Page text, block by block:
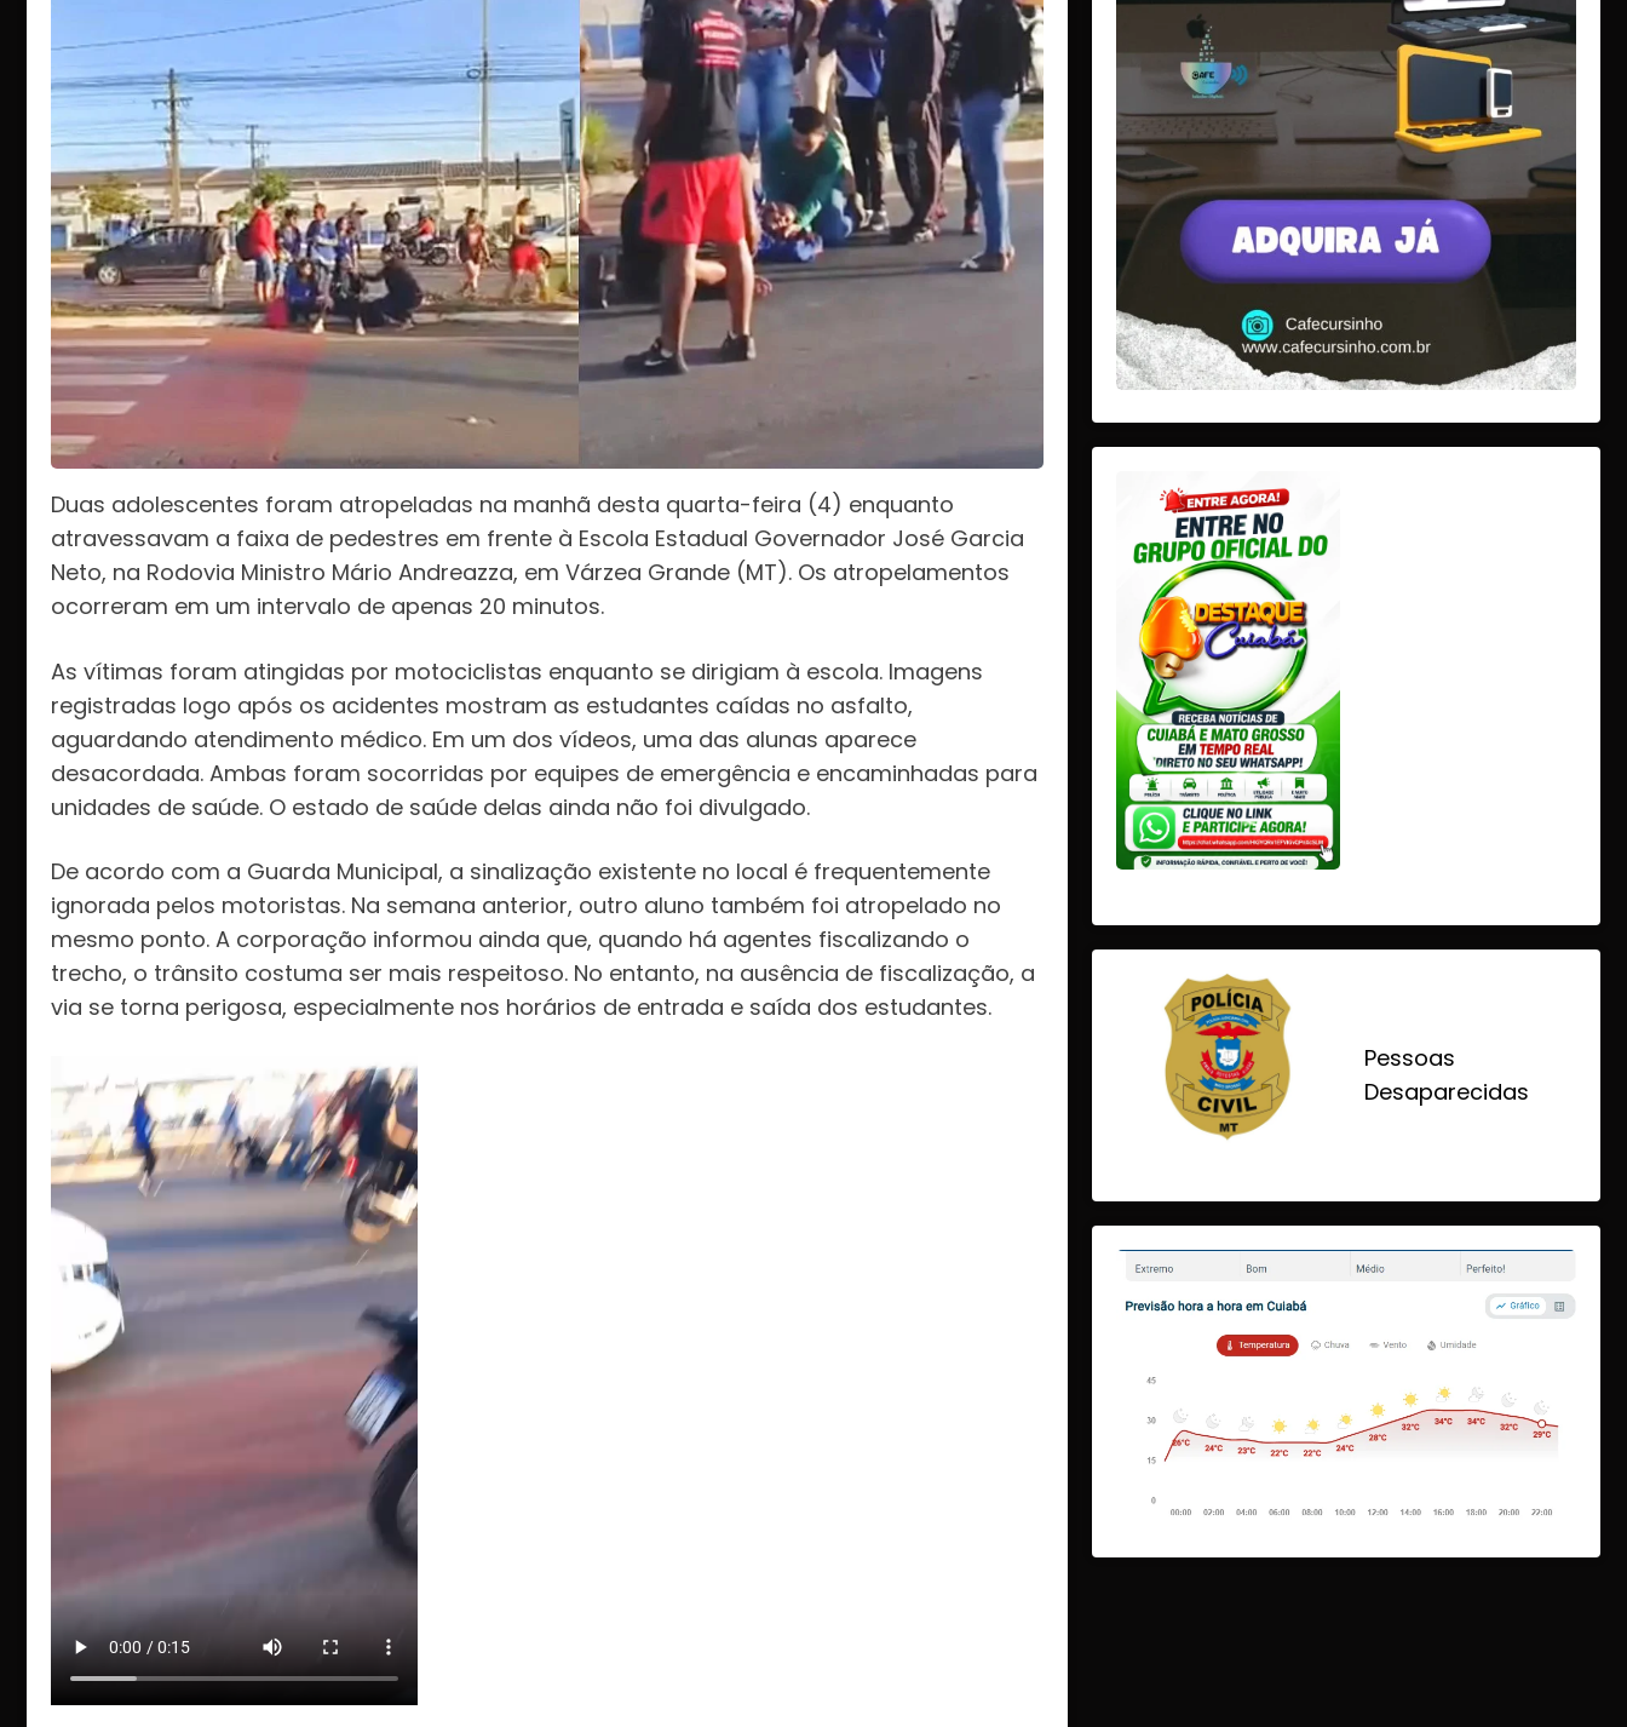
Duas adolescentes foram atropeladas na manhã desta quarta-feira (4) enquanto
atravessavam a faixa de pedestres em frente à Escola Estadual Governador José Garcia
Neto, na Rodovia Ministro Mário Andreazza, em Várzea Grande (MT). Os atropelamentos
ocorreram em um intervalo de apenas 20 minutos.
As vítimas foram atingidas por motociclistas enquanto se dirigiam à escola. Imagens
registradas logo após os acidentes mostram as estudantes caídas no asfalto,
aguardando atendimento médico. Em um dos vídeos, uma das alunas aparece
desacordada. Ambas foram socorridas por equipes de emergência e encaminhadas para
unidades de saúde. O estado de saúde delas ainda não foi divulgado.
De acordo com a Guarda Municipal, a sinalização existente no local é frequentemente
ignorada pelos motoristas. Na semana anterior, outro aluno também foi atropelado no
mesmo ponto. A corporação informou ainda que, quando há agentes fiscalizando o
trecho, o trânsito costuma ser mais respeitoso. No entanto, na ausência de fiscalização, a
via se torna perigosa, especialmente nos horários de entrada e saída dos estudantes.
Pessoas
Desaparecidas